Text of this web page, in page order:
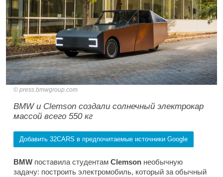
press.bmwgroup.com
BMW и Clemson создали солнечный электрокар
массой всего 550 кг
Добавить 32CARS в предпочитаемые источники Google
BMW поставила студентам Clemson необычную
задачу: построить электромобиль, который за обычный